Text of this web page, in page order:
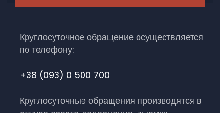
Круглосуточное обращение осуществляется
по телефону:
+38 (093) 0 500 700
Круглосуточные обращения производятся в